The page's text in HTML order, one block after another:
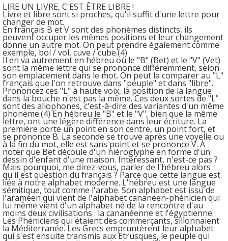
LIRE UN LIVRE, C'EST ÊTRE LIBRE !
Livre et libre sont si proches, qu'il suffit d'une lettre pour
changer de mot.
En français B et V sont des phonèmes distincts, ils
peuvent occuper les mêmes positions et leur changement
donne un autre mot. On peut prendre également comme
exemple, bol / vol, cuve / cube.(4)
Il en va autrement en hébreu où le "B" (Bet) et le "V" (Vet)
sont la même lettre qui se prononce différemment, selon
son emplacement dans le mot. On peut la comparer au "L"
français que l'on retrouve dans "peuple" et dans "libre".
Prononcez ces "L" à haute voix, la position de la langue
dans la bouche n'est pas la même. Ces deux sortes de "L"
sont des allophones, c'est-à-dire des variantes d'un même
phonème.(4) En hébreu le "B" et le "V", bien que la même
lettre, ont une légère différence dans leur écriture. La
première porte un point en son centre, un point fort, et
se prononce B. La seconde se trouve après une voyelle ou
à la fin du mot, elle est sans point et se prononce V. À
noter que Bet découle d'un hiéroglyphe en forme d'un
dessin d'enfant d'une maison. Intéressant, n'est-ce pas ?
Mais pourquoi, me direz-vous, parler de l'hébreu alors
qu'il est question du français ? Parce que cette langue est
liée à notre alphabet moderne. L'hébreu est une langue
sémitique, tout comme l'arabe. Son alphabet est issu de
l'araméen qui vient de l'alphabet cananéen-phénicien qui
lui même vient d'un alphabet né de la rencontre d'au
moins deux civilisations : la cananéenne et l'égyptienne.
Les Phéniciens qui étaient des commerçants, sillonnaient
la Méditerranée. Les Grecs empruntèrent leur alphabet
qui s'est ensuite transmis aux Etrusques, le peuple qui